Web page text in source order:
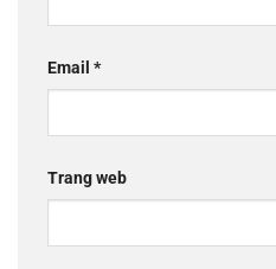
Email *
Trang web